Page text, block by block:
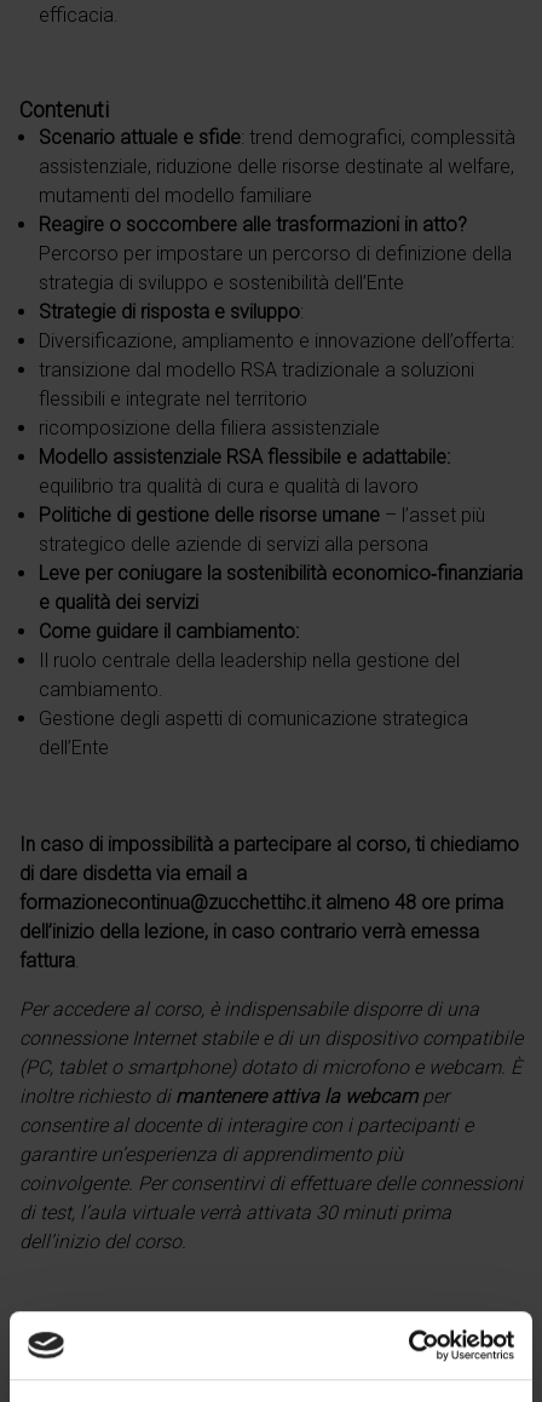
efficacia.
Contenuti
Scenario attuale e sfide: trend demografici, complessità
assistenziale, riduzione delle risorse destinate al welfare,
mutamenti del modello familiare
Reagire o soccombere alle trasformazioni in atto?
Percorso per impostare un percorso di definizione della
strategia di sviluppo e sostenibilità dell’Ente
Strategie di risposta e sviluppo:
Diversificazione, ampliamento e innovazione dell’offerta:
transizione dal modello RSA tradizionale a soluzioni
flessibili e integrate nel territorio
ricomposizione della filiera assistenziale
Modello assistenziale RSA flessibile e adattabile:
equilibrio tra qualità di cura e qualità di lavoro
Politiche di gestione delle risorse umane – l’asset più
strategico delle aziende di servizi alla persona
Leve per coniugare la sostenibilità economico‑finanziaria
e qualità dei servizi
Come guidare il cambiamento:
Il ruolo centrale della leadership nella gestione del
cambiamento.
Gestione degli aspetti di comunicazione strategica
dell’Ente
In caso di impossibilità a partecipare al corso, ti chiediamo
di dare disdetta via email a
formazionecontinua@zucchettihc.it almeno 48 ore prima
dell’inizio della lezione, in caso contrario verrà emessa
fattura.
Per accedere al corso, è indispensabile disporre di una
connessione Internet stabile e di un dispositivo compatibile
(PC, tablet o smartphone) dotato di microfono e webcam. È
inoltre richiesto di mantenere attiva la webcam per
consentire al docente di interagire con i partecipanti e
garantire un’esperienza di apprendimento più
coinvolgente. Per consentirvi di effettuare delle connessioni
di test, l’aula virtuale verrà attivata 30 minuti prima
dell’inizio del corso.